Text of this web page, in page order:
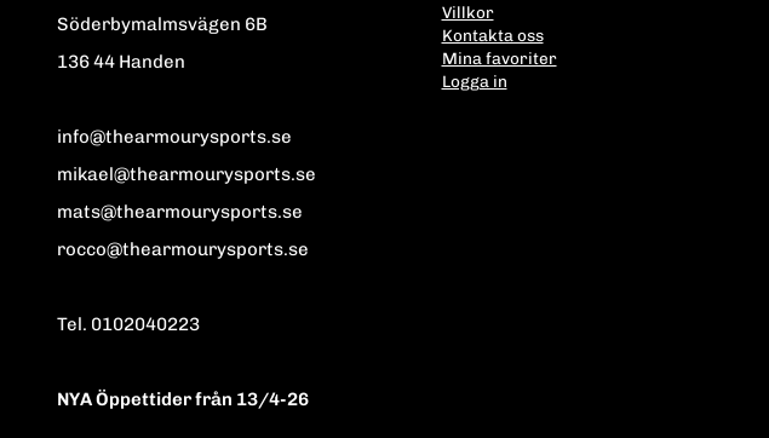
Söderbymalmsvägen 6B
136 44 Handen
info@thearmourysports.se
mikael@thearmourysports.se
mats@thearmourysports.se
rocco@thearmourysports.se
Tel. 0102040223
NYA Öppettider från 13/4-26
Villkor
Kontakta oss
Mina favoriter
Logga in